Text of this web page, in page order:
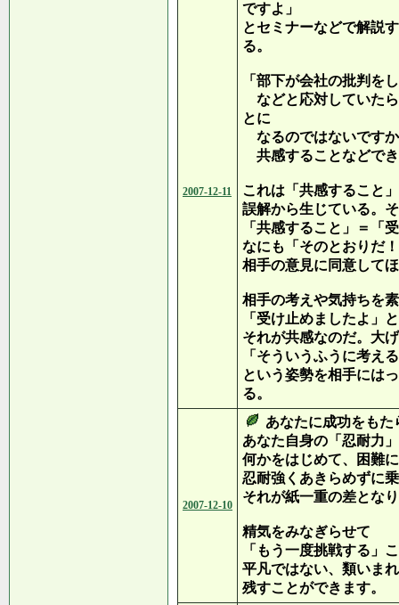
2007-12-11
ですよ」
とセミナーなどで解説
る。
「部下が会社の批判を
などと応対していた
とに
なるのではないです
共感することなどで
これは「共感すること
誤解から生じている。
「共感すること」＝「
なにも「そのとおりだ
相手の意見に同意して
相手の考えや気持ちを
「受け止めましたよ」
それが共感なのだ。大
「そういうふうに考え
という姿勢を相手には
る。
2007-12-10
あなたに成功をもた
あなた自身の「忍耐力
何かをはじめて、困難
忍耐強くあきらめずに
それが紙一重の差とな
精気をみなぎらせて
「もう一度挑戦する」
平凡ではない、類いま
残すことができます。